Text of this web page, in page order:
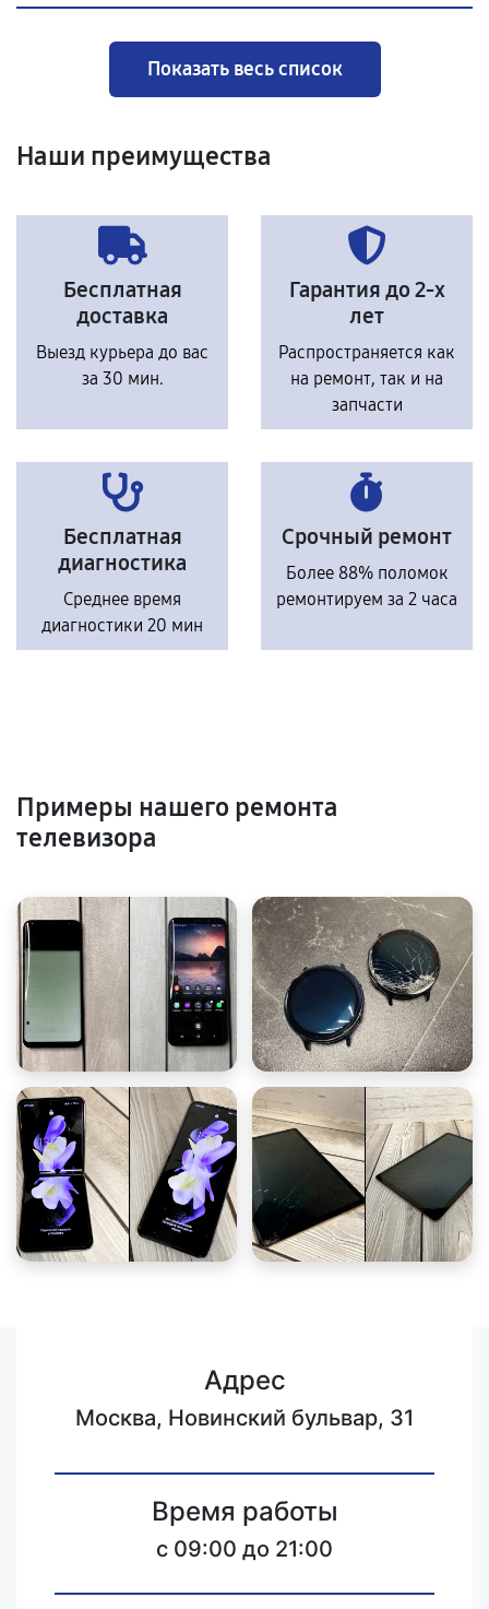
Показать весь список
Наши преимущества
Бесплатная
доставка
Выезд курьера до вас
за 30 мин.
Гарантия до 2-х
лет
Распространяется как
на ремонт, так и на
запчасти
Бесплатная
диагностика
Среднее время
диагностики 20 мин
Срочный ремонт
Более 88% поломок
ремонтируем за 2 часа
Примеры нашего ремонта
телевизора
Адрес
Москва, Новинский бульвар, 31
Время работы
c 09:00 до 21:00